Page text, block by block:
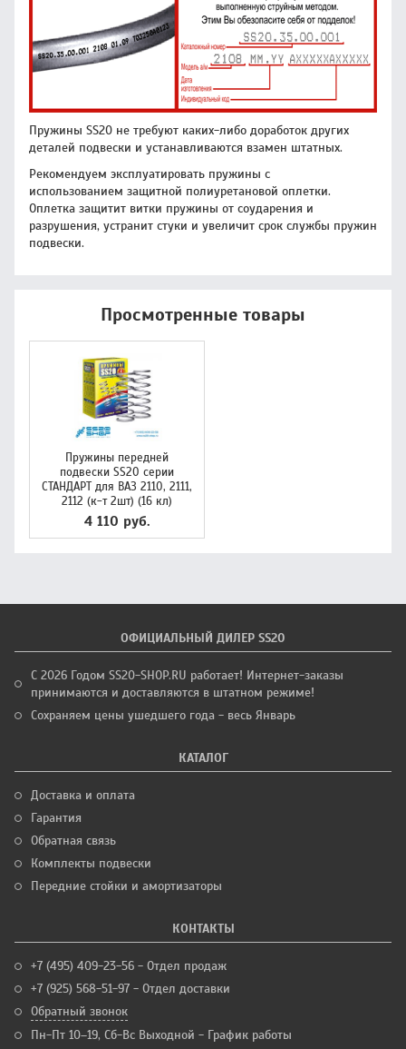
Пружины SS20 не требуют каких-либо доработок других
деталей подвески и устанавливаются взамен штатных.
Рекомендуем эксплуатировать пружины с
использованием защитной полиуретановой оплетки.
Оплетка защитит витки пружины от соударения и
разрушения, устранит стуки и увеличит срок службы пружин
подвески.
Просмотренные товары
Пружины передней
подвески SS20 серии
СТАНДАРТ для ВАЗ 2110, 2111,
2112 (к-т 2шт) (16 кл)
4 110 руб.
ОФИЦИАЛЬНЫЙ ДИЛЕР SS20
С 2026 Годом SS20-SHOP.RU работает! Интернет-заказы
принимаются и доставляются в штатном режиме!
Сохраняем цены ушедшего года - весь Январь
КАТАЛОГ
Доставка и оплата
Гарантия
Обратная связь
Комплекты подвески
Передние стойки и амортизаторы
КОНТАКТЫ
+7 (495) 409-23-56 - Отдел продаж
+7 (925) 568-51-97 - Отдел доставки
Обратный звонок
Пн-Пт 10–19, Сб-Вс Выходной - График работы